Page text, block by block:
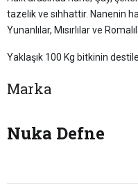
tazelik ve sıhhattir. Nanenin
Yunanlılar, Mısırlılar ve
Yaklaşık 100 Kg bitkinin
Marka
Nuka Defne